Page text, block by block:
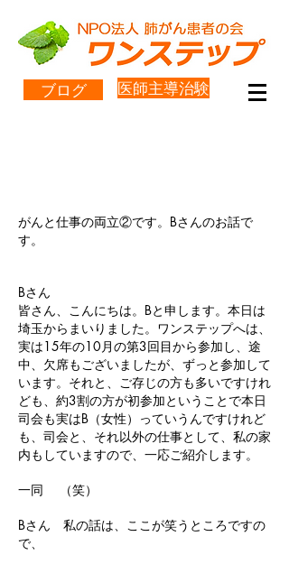
ブログ 医師主導治験
がんと仕事の両立②です。Bさんのお話で
す。
Bさん
皆さん、こんにちは。Bと申します。本日は
埼玉からまいりました。ワンステップへは、
実は15年の10月の第3回目から参加し、途
中、欠席もございましたが、ずっと参加して
います。それと、ご存じの方も多いですけれ
ども、約3割の方が初参加ということで本日
司会も実はB（女性）っていうんですけれど
も、司会と、それ以外の仕事として、私の家
内もしていますので、一応ご紹介します。
一同 （笑）
Bさん 私の話は、ここが笑うところですの
で、